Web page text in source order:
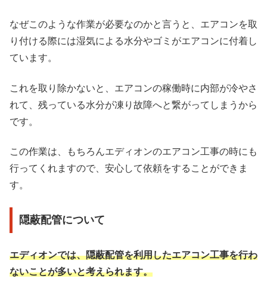
なぜこのような作業が必要なのかと言うと、エアコンを取
り付ける際には湿気による水分やゴミがエアコンに付着し
ています。
これを取り除かないと、エアコンの稼働時に内部が冷やさ
れて、残っている水分が凍り故障へと繋がってしまうから
です。
この作業は、もちろんエディオンのエアコン工事の時にも
行ってくれますので、安心して依頼をすることができま
す。
隠蔽配管について
エディオンでは、隠蔽配管を利用したエアコン工事を行わ
ないことが多いと考えられます。